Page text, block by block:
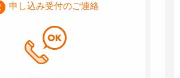
申し込み受付のご連絡